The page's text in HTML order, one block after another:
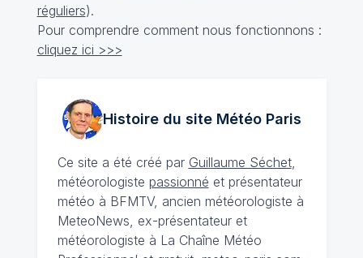
réguliers).
Pour comprendre comment nous fonctionnons :
cliquez ici >>>
Histoire du site MétéoParis
Ce site a été créé par Guillaume Séchet,
météorologiste passionné et présentateur
météo à BFMTV, ancien météorologiste à
MeteoNews, ex-présentateur et
météorologiste à La Chaîne Météo